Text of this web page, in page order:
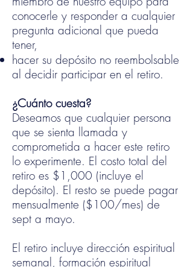
conocerle y responder a cualquier
pregunta adicional que pueda
tener,
hacer su depósito no reembolsable
al decidir participar en el retiro.
¿Cuánto cuesta?
Deseamos que cualquier persona
que se sienta llamada y
comprometida a hacer este retiro
lo experimente. El costo total del
retiro es $1,000 (incluye el
depósito). El resto se puede pagar
mensualmente ($100/mes) de
sept a mayo.
El retiro incluye dirección espiritual
semanal, formación espiritual